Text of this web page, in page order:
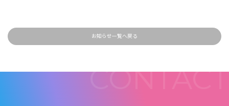
お知らせ一覧へ戻る